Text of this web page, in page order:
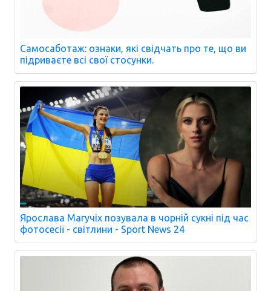
Самосаботаж: ознаки, які свідчать про те, що ви
підриваєте всі свої стосунки.
Ярослава Магучіх позувала в чорній сукні під час
фотосесії - світлини - Sport News 24